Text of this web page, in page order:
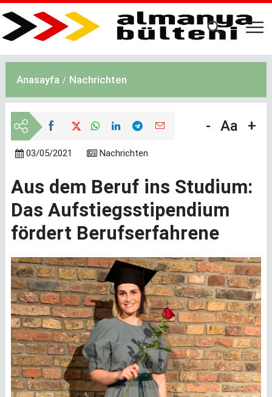
Ana
içeriğe
Anasayfa Nachrichten
- Aa +
03/05/2021 Nachrichten
Aus dem Beruf ins Studium:
Das Aufstiegsstipendium
fördert Berufserfahrene